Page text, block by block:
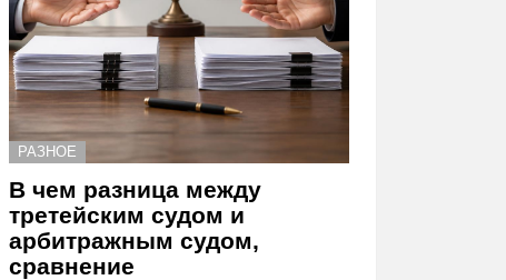
РАЗНОЕ
В чем разница между
третейским судом и
арбитражным судом,
сравнение